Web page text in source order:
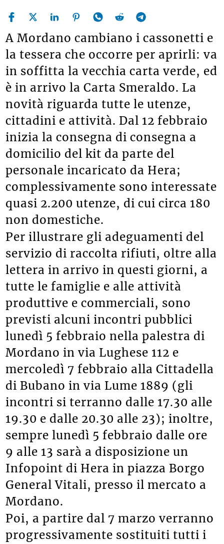
A Mordano cambiano i cassonetti e
la tessera che occorre per aprirli: va
in soffitta la vecchia carta verde, ed
è in arrivo la Carta Smeraldo. La
novità riguarda tutte le utenze,
cittadini e attività. Dal 12 febbraio
inizia la consegna di consegna a
domicilio del kit da parte del
personale incaricato da Hera;
complessivamente sono interessate
quasi 2.200 utenze, di cui circa 180
non domestiche.
Per illustrare gli adeguamenti del
servizio di raccolta rifiuti, oltre alla
lettera in arrivo in questi giorni, a
tutte le famiglie e alle attività
produttive e commerciali, sono
previsti alcuni incontri pubblici
lunedì 5 febbraio nella palestra di
Mordano in via Lughese 112 e
mercoledì 7 febbraio alla Cittadella
di Bubano in via Lume 1889 (gli
incontri si terranno dalle 17.30 alle
19.30 e dalle 20.30 alle 23); inoltre,
sempre lunedì 5 febbraio dalle ore
9 alle 13 sarà a disposizione un
Infopoint di Hera in piazza Borgo
General Vitali, presso il mercato a
Mordano.
Poi, a partire dal 7 marzo verranno
progressivamente sostituiti tutti i